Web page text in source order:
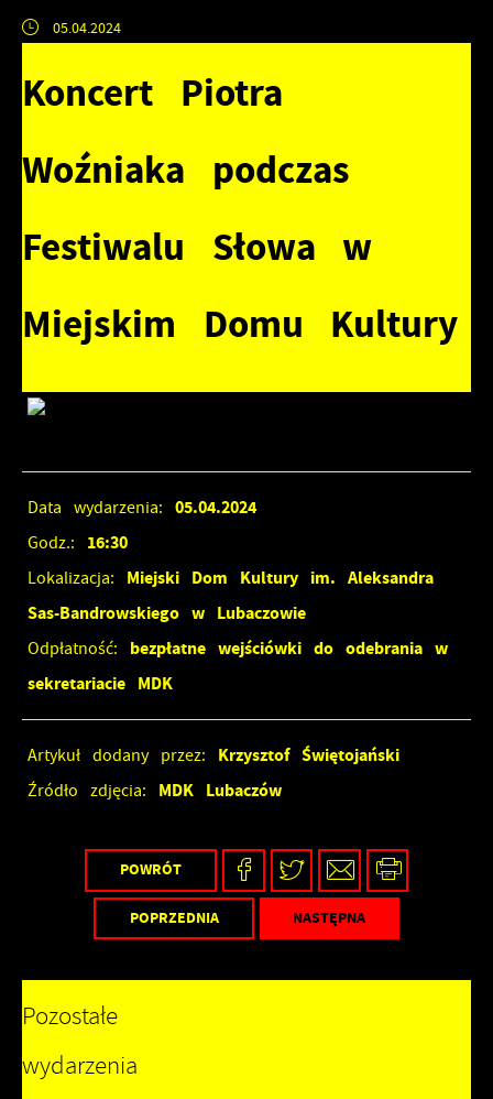
05.04.2024
Koncert Piotra
Woźniaka podczas
Festiwalu Słowa w
Miejskim Domu Kultury
Data wydarzenia: 05.04.2024
Godz.: 16:30
Lokalizacja:
Miejski Dom Kultury im. Aleksandra
Sas-Bandrowskiego w Lubaczowie
Odpłatność:
bezpłatne wejściówki do odebrania w
sekretariacie MDK
Artykuł dodany przez: Krzysztof Świętojański
Źródło zdjęcia: MDK Lubaczów
POWRÓT
POPRZEDNIA NASTĘPNA
Pozostałe
wydarzenia